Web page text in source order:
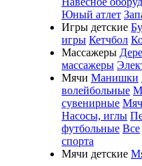
Юный атлет
Игры детские
игры Кетчбол
Массажеры
массажеры
Мячи Манишки
волейбольные
сувенирные
Насосы, иглы
футбольные Все
спорта
Мячи детские